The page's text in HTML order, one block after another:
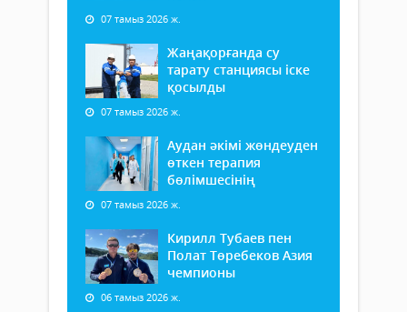
07 тамыз 2026 ж.
Жаңақорғанда су
тарату станциясы іске
қосылды
07 тамыз 2026 ж.
Аудан әкімі жөндеуден
өткен терапия
бөлімшесінің
07 тамыз 2026 ж.
Кирилл Тубаев пен
Полат Төребеков Азия
чемпионы
06 тамыз 2026 ж.